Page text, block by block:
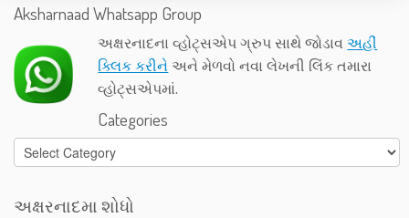
Aksharnaad Whatsapp Group
અક્ષરનાદના વ્હોટ્સએપ ગ્રુપ સાથે જોડાવઅહીં
ક્લિક કરીને અને મેળવો નવા લેખની લિંક તમારા
વ્હોટ્સએપમાં.
Categories
Categories
અક્ષરનાદમા શોધો